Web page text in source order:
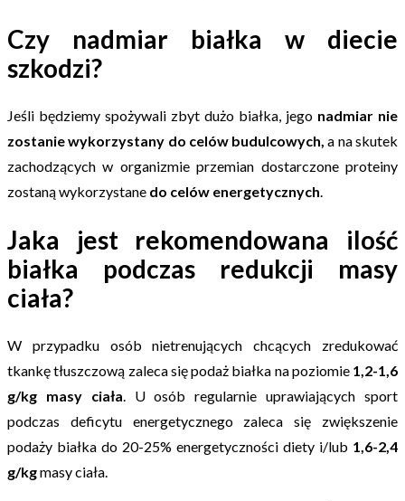
Czy nadmiar białka w diecie
szkodzi?
Jeśli będziemy spożywali zbyt dużo białka, jego nadmiar nie
zostanie wykorzystany do celów budulcowych,a na skutek
zachodzących w organizmie przemian dostarczone proteiny
zostaną wykorzystane do celów energetycznych.
Jaka jest rekomendowana ilość
białka podczas redukcji masy
ciała?
W przypadku osób nietrenujących chcących zredukować
tkankę tłuszczową zaleca się podaż białka na poziomie 1,2-1,6
g/kg masy ciała. U osób regularnie uprawiających sport
podczas deficytu energetycznego zaleca się zwiększenie
podaży białka do 20-25% energetyczności diety i/lub 1,6-2,4
g/kgmasy ciała.